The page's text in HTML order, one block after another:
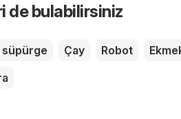
de bulabilirsiniz
Çay Robot